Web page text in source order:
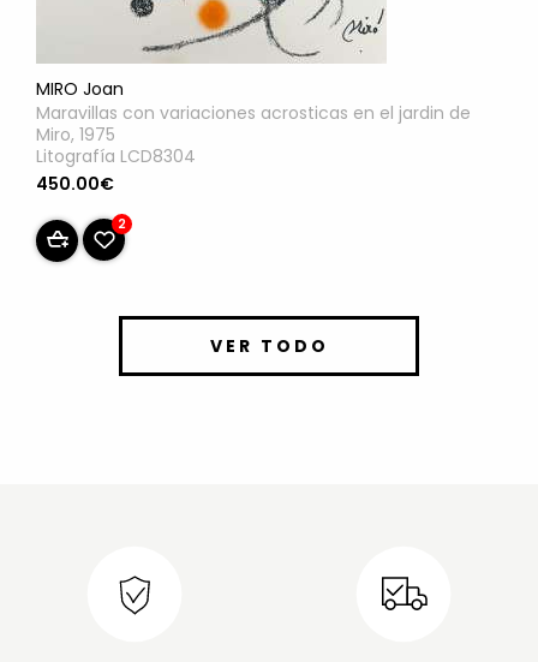
MIRO Joan
Maravillas con variaciones acrosticas en el jardin de
Miro, 1975
Litografía LCD8304
450.00€
2
VER TODO